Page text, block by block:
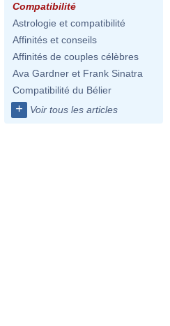
Compatibilité
Astrologie et compatibilité
Affinités et conseils
Affinités de couples célèbres
Ava Gardner et Frank Sinatra
Compatibilité du Bélier
+ Voir tous les articles